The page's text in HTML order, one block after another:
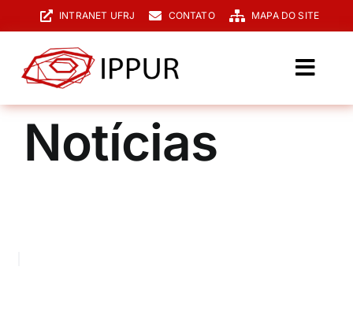
para
conteúdo
INTRANET UFRJ CONTATO MAPA DO SITE
O IPPUR
Graduação
Notícias